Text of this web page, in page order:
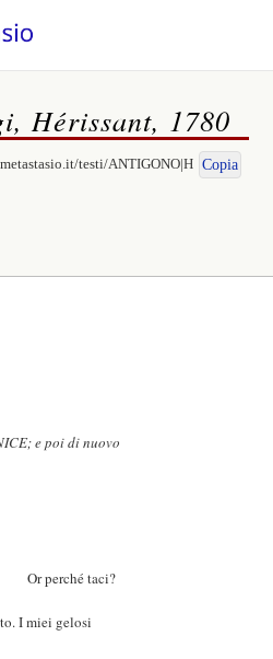
Hérissant, 1780
testi/ANTIGONO|H Copia
e poi di nuovo
taci?
I miei gelosi